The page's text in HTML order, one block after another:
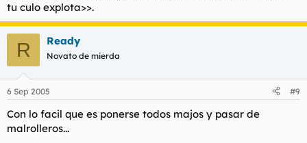
El chupapollas ese rebuznó:
personas aburridas y amargadas que se meten donde no
les llaman para disimular su inexistente vida sexual.
Suponía que no la tenías, pero no lo digas de una forma tan
clara.
El chupapollas ese rebuznó:
que se puede esperar de quienes tienen en su nick
tu culo explota>>.
R Ready
Novato de mierda
6 Sep 2005 #9
Con lo facil que es ponerse todos majos y pasar de
malrolleros...